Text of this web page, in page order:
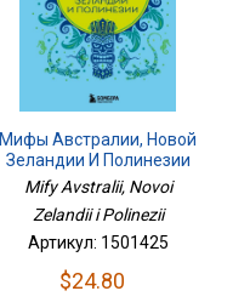
Мифы Австралии, Новой
Зеландии И Полинезии
Mify Avstralii, Novoi
Zelandii i Polinezii
Артикул: 1501425
$24.80